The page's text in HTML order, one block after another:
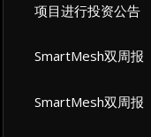
项目进行投资公告
SmartMesh双周报
SmartMesh双周报